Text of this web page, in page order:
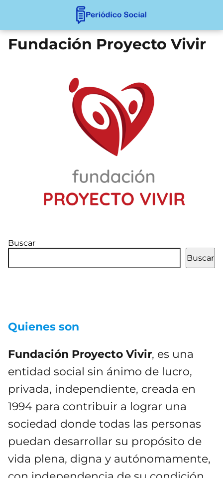
Fundación Proyecto Vivir
Buscar
Buscar
Quienes son
Fundación Proyecto Vivir, es una
entidad social sin ánimo de lucro,
privada, independiente, creada en
1994 para contribuir a lograr una
sociedad donde todas las personas
puedan desarrollar su propósito de
vida plena, digna y autónomamente,